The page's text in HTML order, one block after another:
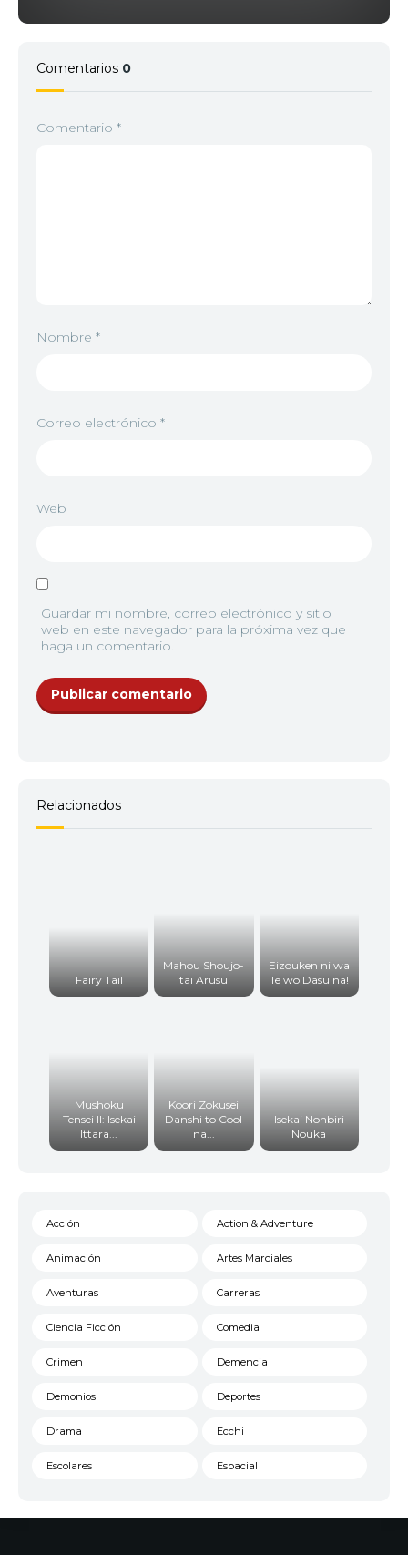
Comentarios 0
Comentario *
Nombre *
Correo electrónico *
Web
Guardar mi nombre, correo electrónico y sitio
web en este navegador para la próxima vez que
haga un comentario.
Relacionados
Fairy Tail
Mahou Shoujo-
tai Arusu
Eizouken ni wa
Te wo Dasu na!
Mushoku
Tensei II: Isekai
Ittara...
Koori Zokusei
Danshi to Cool
na...
Isekai Nonbiri
Nouka
Acción Action & Adventure
Animación Artes Marciales
Aventuras Carreras
Ciencia Ficción Comedia
Crimen Demencia
Demonios Deportes
Drama Ecchi
Escolares Espacial